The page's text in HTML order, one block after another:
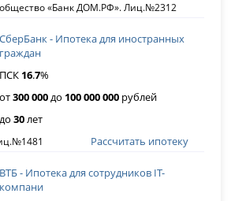
«Банк ДОМ.РФ». Лиц.№2312
СберБанк - Ипотека для иностранных
граждан
ПСК 16.7%
от300 000до 100 000 000 рублей
до30лет
Рассчитать ипотеку
ВТБ - Ипотека для сотрудников IT-
компани